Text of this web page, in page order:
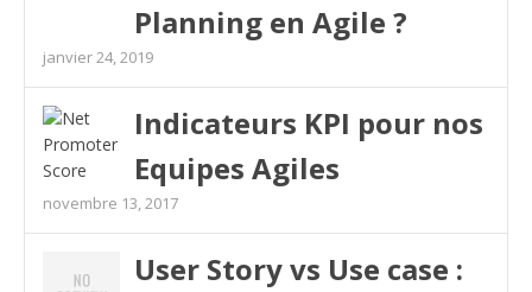
Planning en Agile ?
janvier 24, 2019
Indicateurs KPI pour nos
Equipes Agiles
novembre 13, 2017
User Story vs Use case :